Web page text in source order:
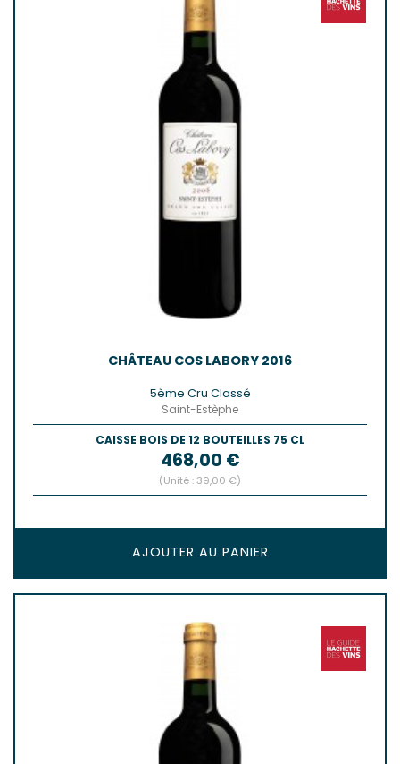
CHÂTEAU COS LABORY 2016
5ème Cru Classé
Saint-Estèphe
CAISSE BOIS DE 12 BOUTEILLES 75 CL
Prix
468,00 €
(Unité : 39,00 €)
AJOUTER AU PANIER